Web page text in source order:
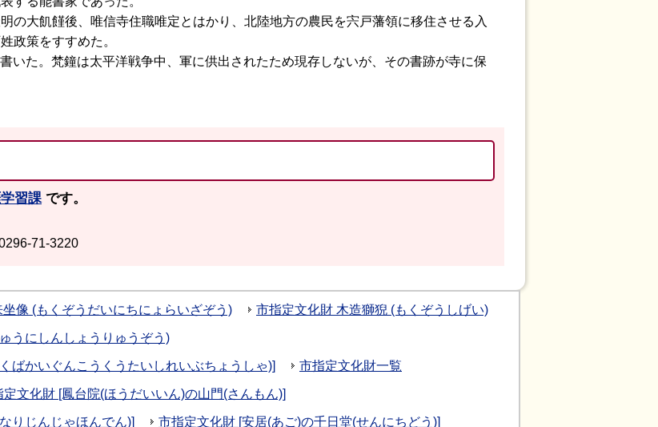
の大飢饉後、唯信寺住職唯定とはかり、北陸地方の農民を宍戸藩領に移住させる入
政策をすすめた。
いた。梵鐘は太平洋戦争中、軍に供出されたため現存しないが、その書跡が寺に保
習課 です。
71-3220
像 (もくぞうだいにちにょらいざぞう) 市指定文化財 木造獅猊 (もくぞうしげい)
うにしんしょうりゅうぞう)
ばかいぐんこうくうたいしれいぶちょうしゃ)] 市指定文化財一覧
定文化財 [鳳台院(ほうだいいん)の山門(さんもん)]
りじんじゃほんでん)] 市指定文化財 [安居(あご)の千日堂(せんにちどう)]